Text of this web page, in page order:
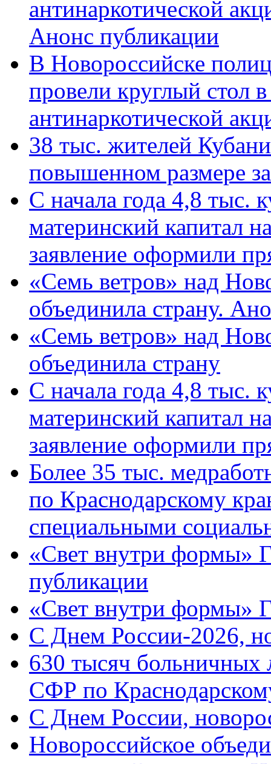
антинаркотической
Анонс публикации
В Новороссийске
провели круглый стол
антинаркотической
38 тыс. жителей
повышенном размере
С начала года 4,8 тыс.
материнский капитал
заявление оформили
«Семь ветров» над
объединила страну.
«Семь ветров» над
объединила страну
С начала года 4,8 тыс.
материнский капитал
заявление оформили
Более 35 тыс.
по Краснодарскому
специальными
«Свет внутри формы»
публикации
«Свет внутри формы»
C Днем России-2026,
630 тысяч больничных
СФР по
C Днем России,
Новороссийское